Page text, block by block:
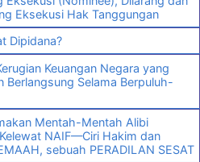
Eksekusi Hak Tanggungan
Dipidana?
Keuangan Negara yang
Berlangsung Selama Berpuluh-
Mentah-Mentah Alibi
NAIF—Ciri Hakim dan
sebuah PERADILAN SESAT